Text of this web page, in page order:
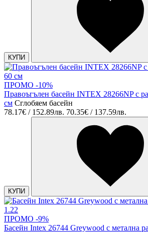
КУПИ
ПРОМО -10%
Правоъгълен басейн INTEX 28266NP с
см Сглобяем басейн
78.17€ / 152.89лв. 70.35€ / 137.59лв.
КУПИ
ПРОМО -9%
Басейн Intex 26744 Greywood с метална